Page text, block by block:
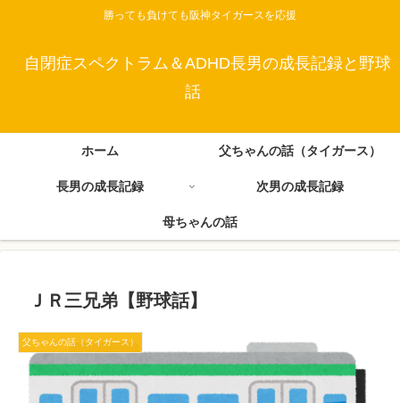
勝っても負けても阪神タイガースを応援
自閉症スペクトラム＆ADHD長男の成長記録と野球
話
ホーム 父ちゃんの話（タイガース）
長男の成長記録 次男の成長記録
母ちゃんの話
ＪＲ三兄弟【野球話】
父ちゃんの話（タイガース）